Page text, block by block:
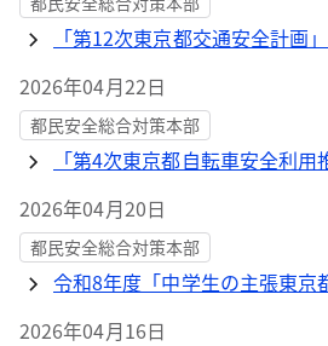
「第12次東京都交通安全計画
2026年04月22日
都民安全総合対策本部
「第4次東京都自転車安全利
2026年04月20日
都民安全総合対策本部
令和8年度「中学生の主張東京
2026年04月16日